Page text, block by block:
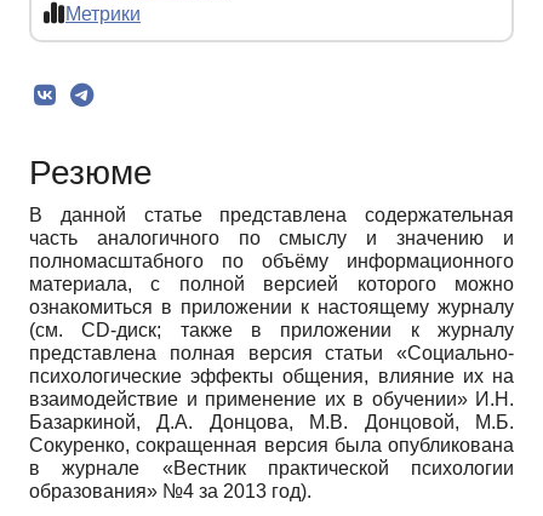
Метрики
Резюме
В данной статье представлена содержательная
часть аналогичного по смыслу и значению и
полномасштабного по объёму информационного
материала, с полной версией которого можно
ознакомиться в приложении к настоящему журналу
(см. CD-диск; также в приложении к журналу
представлена полная версия статьи «Социально-
психологические эффекты общения, влияние их на
взаимодействие и применение их в обучении» И.Н.
Базаркиной, Д.А. Донцова, М.В. Донцовой, М.Б.
Сокуренко, сокращенная версия была опубликована
в журнале «Вестник практической психологии
образования» №4 за 2013 год).